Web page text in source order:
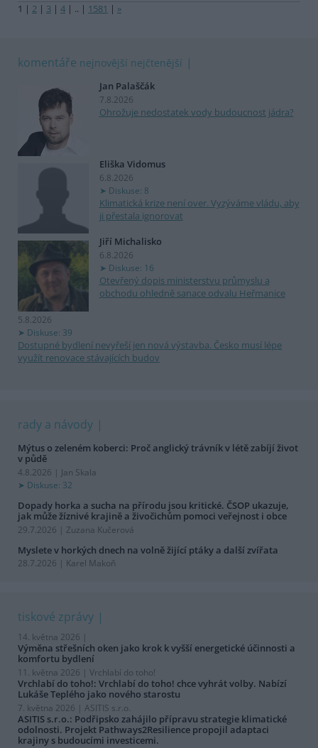
1 | 2 | 3 | 4 | .. | 1581 | »
komentáře nejnovější nejčtenější
Jan Palaščák
7.8.2026
Ohrožuje nedostatek vody budoucnost jádra?
Eliška Vidomus
6.8.2026
Diskuse: 8
Klimatická krize není over. Vyzýváme vládu, aby
ji přestala ignorovat
Jiří Michalisko
6.8.2026
Diskuse: 16
Otevřený dopis ministerstvu průmyslu a
obchodu ohledně sanace odvalu Heřmanice
5.8.2026
Diskuse: 39
Dostupné bydlení nevyřeší jen nová výstavba. Česko musí lépe
využít renovace stávajících budov
rady a návody
Mýtus o zeleném koberci: Proč anglický trávník v létě zabíjí život
v půdě
4.8.2026 | Jan Skala
Diskuse: 32
Dopady horka a sucha na přírodu jsou kritické. ČSOP ukazuje,
jak může žíznivé krajině a živočichům pomoci veřejnost i obce
29.7.2026 | Zuzana Kučerová
Myslete v horkých dnech na volně žijící ptáky a další zvířata
28.7.2026 | Karel Makoň
tiskové zprávy
14. května 2026 |
Výměna střešních oken jako krok k vyšší energetické účinnosti a
komfortu bydlení
11. května 2026 | Vrchlabí do toho!
Vrchlabí do toho!: Vrchlabí do toho! chce vyhrát volby. Nabízí
Lukáše Teplého jako nového starostu
7. května 2026 | ASITIS s.r.o.
ASITIS s.r.o.: Podřipsko zahájilo přípravu strategie klimatické
odolnosti. Projekt Pathways2Resilience propojil adaptaci
krajiny s budoucími investicemi.